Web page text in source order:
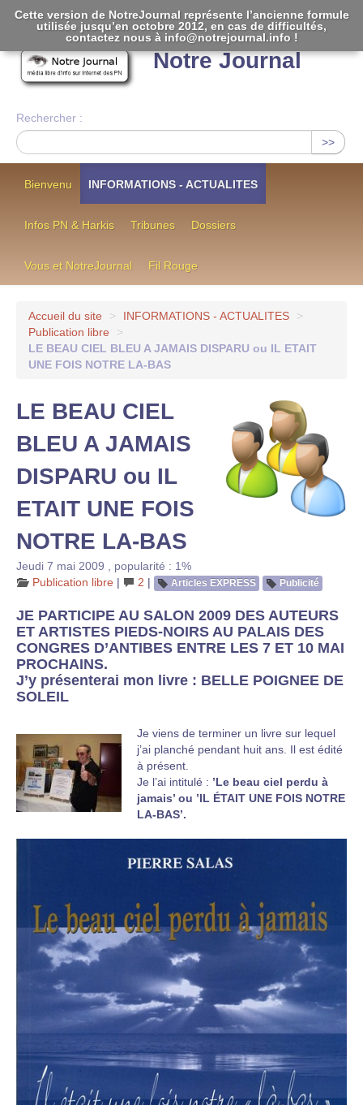
Notre Journal
Rechercher :
>>
Bienvenu INFORMATIONS - ACTUALITES
Infos PN & Harkis Tribunes Dossiers
Vous et NotreJournal Fil Rouge
Accueil du site > INFORMATIONS - ACTUALITES
>
Publication libre
>
LE BEAU CIEL BLEU A JAMAIS DISPARU ou IL ETAIT
UNE FOIS NOTRE LA-BAS
LE BEAU CIEL
BLEU A JAMAIS
DISPARU ou IL
ETAIT UNE FOIS
NOTRE LA-BAS
Jeudi 7 mai 2009
popularité : 1%
Publication libre | 2 | Articles EXPRESS Publicité
JE PARTICIPE AU SALON 2009 DES AUTEURS
ET ARTISTES PIEDS-NOIRS AU PALAIS DES
CONGRES D’ANTIBES ENTRE LES 7 ET 10 MAI
PROCHAINS.
J’y présenterai mon livre : BELLE POIGNEE DE
SOLEIL
Je viens de terminer un livre sur lequel
j’ai planché pendant huit ans. Il est édité
à présent.
Je l’ai intitulé : ’Le beau ciel perdu à
jamais’ ou ’IL ÉTAIT UNE FOIS NOTRE
LA-BAS’.
Cette version de NotreJournal représente l’ancienne formule
utilisée jusqu’en octobre 2012, en cas de difficultés,
contactez nous à info@notrejournal.info !